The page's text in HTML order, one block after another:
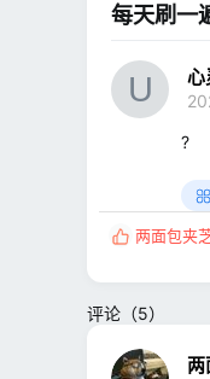
每天刷一
心
?
反
:
两面包夹
评论（5）
两